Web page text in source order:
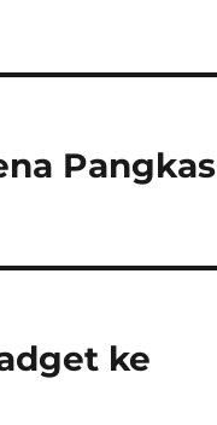
Pangkas
ke